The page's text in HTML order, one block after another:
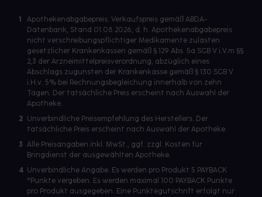
1
Apothekenabgabepreis: Verkaufspreis gemäß ABDA-
Datenbank, Stand 01.08.2026, d. h. Apothekenabgabepreis
nicht verschreibungspflichtiger Medikamente zulasten
gesetzlicher Krankenkassen gemäß § 129 Abs. 5a SGB V i.V.m §§
2,3 der Arzneimittelpreisverordnung, abzüglich eines
Abschlags zugunsten der Krankenkasse gemäß § 130 SGB V
i.H.v. 5% bei Rechnungsbegleichung innerhalb von zehn
Tagen. Der tatsächliche Preis erscheint nach Auswahl der
Apotheke.
2 Unverbindliche Preisempfehlung des Herstellers. Der
tatsächliche Preis erscheint nach Auswahl der Apotheke.
3 Alle Preisangaben inkl. MwSt., ggf. zzgl. Kosten für
Bringdienst der ausgewählten Apotheke.
4 Unverbindliche Angabe. Es werden pro Produkt 5 PAYBACK
°Punkte vergeben. Es werden maximal 100 PAYBACK Punkte
pro Produkt ausgegeben. Eine Punktegutschrift erfolgt nur